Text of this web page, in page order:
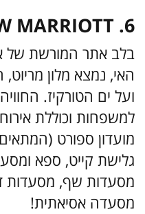
6. JW MARRIOTT, מאוריציוס
בלב אתר המורשת של
האי, נמצא מלון
ועל ים הטורקיז.
למשפחות וכוללת
מועדון ספורט
גלישת קייט, ספא
מסעדות שף, מסעדות
מסעדה אסיאתית!